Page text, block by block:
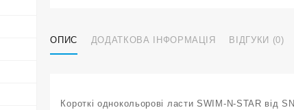
ОПИС ДОДАТКОВА ІНФОРМАЦІЯ ВІДГУКИ (0)
Короткі однокольорові ласти SWIM-N-STAR від